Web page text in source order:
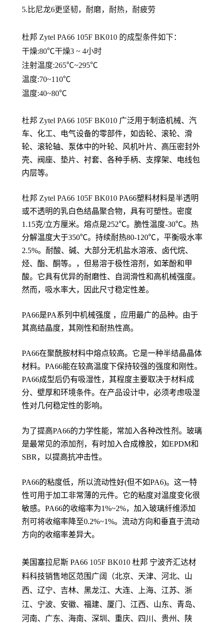
5.比尼龙6更坚韧，耐磨，耐热，耐疲劳
杜邦 Zytel PA66 105F BK010 的成型条件如下：
干燥:80℃干燥3 ~ 4小时
注射温度:265℃~295℃
温度:70~110℃
温度:40~80℃
杜邦 Zytel PA66 105F BK010 广泛用于制造机械、汽
车、化工、电气设备的零部件，如齿轮、滚轮、滑
轮、滚轮轴、泵体中的叶轮、风机叶片、高压密封外
壳、阀座、垫片、衬套、各种手柄、支撑架、电线包
内层等。
杜邦 Zytel PA66 105F BK010 PA66塑料材料是半透明
或不透明的乳白色结晶聚合物，具有可塑性。密度
1.15克/立方厘米。熔点是252℃。脆性温度-30℃。热
分解温度大于350℃。持续耐热80-120℃，平衡吸水率
2.5%。耐酸、碱、大部分无机盐水溶液、卤代烷、
烃、酯、酮等。，但易溶于极性溶剂，如苯酚和甲
酸。它具有优异的耐磨性、自润滑性和高机械强度。
然而，吸水率大，因此尺寸稳定性差。
PA66是PA系列中机械强度 ，应用最广的品种。由于
其高结晶度，其刚性和耐热性高。
PA66在聚酰胺材料中熔点较高。它是一种半结晶晶体
材料。PA66能在较高温度下保持较强的强度和刚性。
PA66成型后仍有吸湿性，其程度主要取决于材料成
分、壁厚和环境条件。在产品设计中，必须考虑吸湿
性对几何稳定性的影响。
为了提高PA66的力学性能，常加入各种改性剂。玻璃
是最常见的添加剂，有时加入合成橡胶，如EPDM和
SBR，以提高抗冲击性。
PA66的粘度低，所以流动性好(但不如PA6)。这一特
性可用于加工非常薄的元件。它的粘度对温度变化很
敏感。PA66的收缩率为1%~2%，加入玻璃纤维添加
剂可将收缩率降至0.2%~1%。流动方向和垂直于流动
方向的收缩率差异大。
美国塞拉尼斯 PA66 105F BK010 杜邦 宁波齐汇达材
料科技销售地区范围广阔（北京、天津、河北、山
西、辽宁、吉林、黑龙江、大连、上海、江苏、浙
江、宁波、安徽、福建、厦门、江西、山东、青岛、
河南、广东、海南、深圳、重庆、四川、贵州、陕